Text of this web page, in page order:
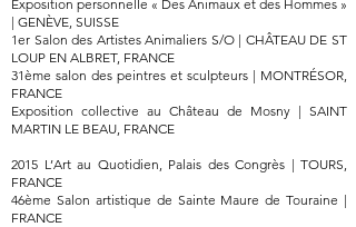
Exposition personnelle « Des Animaux et des Hommes »
| GENÈVE, SUISSE
1er Salon des Artistes Animaliers S/O | CHÂTEAU DE ST
LOUP EN ALBRET, FRANCE
31ème salon des peintres et sculpteurs | MONTRÉSOR,
FRANCE
Exposition collective au Château de Mosny | SAINT
MARTIN LE BEAU, FRANCE
2015 L’Art au Quotidien, Palais des Congrès | TOURS,
FRANCE
46ème Salon artistique de Sainte Maure de Touraine |
FRANCE